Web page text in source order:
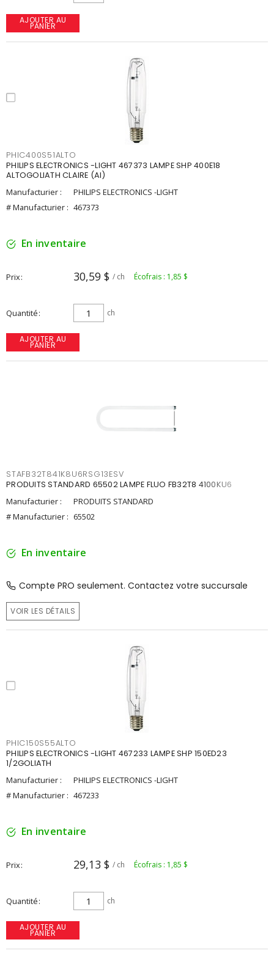
AJOUTER AU
PANIER
PHIC400S51ALTO
PHILIPS ELECTRONICS -LIGHT 467373 LAMPE SHP 400E18
ALTOGOLIATH CLAIRE (AI)
Manufacturier :
PHILIPS ELECTRONICS -LIGHT
# Manufacturier : 467373
En inventaire
Prix 30,59 $ / ch Écofrais : 1,85 $
Quantité ch
AJOUTER AU
PANIER
STAFB32T841K8U6RSG13ESV
PRODUITS STANDARD 65502 LAMPE FLUO FB32T8 4100KU6
Manufacturier :
PRODUITS STANDARD
# Manufacturier : 65502
En inventaire
Compte PRO seulement. Contactez votre succursale
VOIR LES DÉTAILS
PHIC150S55ALTO
PHILIPS ELECTRONICS -LIGHT 467233 LAMPE SHP 150ED23
1/2GOLIATH
Manufacturier :
PHILIPS ELECTRONICS -LIGHT
# Manufacturier : 467233
En inventaire
Prix 29,13 $ / ch Écofrais : 1,85 $
Quantité ch
AJOUTER AU
PANIER